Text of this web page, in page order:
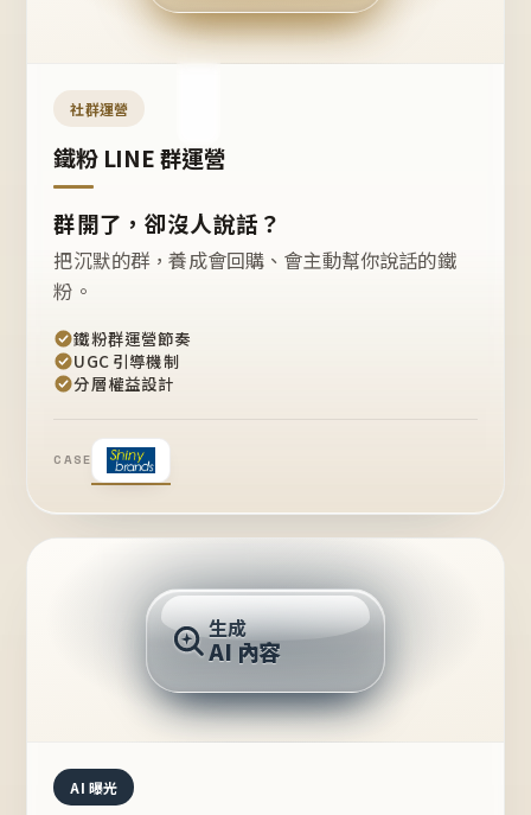
開團
嗎？
社群運營
鐵粉 LINE 群運營
群開了，卻沒人說話？
把沉默的群，養成會回購、會主動幫你說話的鐵
粉。
鐵粉群運營節奏
UGC 引導機制
分層權益設計
CASE
推薦的台灣品牌？
生成
AI 內容
AI 曝光